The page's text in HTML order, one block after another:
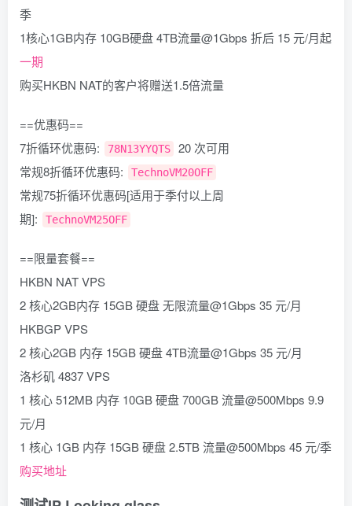
季
1核心1GB内存 10GB硬盘 4TB流量@1Gbps 折后 15 元/月起
一期
购买HKBN NAT的客户将赠送1.5倍流量
==优惠码==
7折循环优惠码:
78N13YYQTS
20 次可用
常规8折循环优惠码:
TechnoVM20OFF
常规75折循环优惠码[适用于季付以上周
期]:
TechnoVM25OFF
==限量套餐==
HKBN NAT VPS
2 核心2GB内存 15GB 硬盘 无限流量@1Gbps 35 元/月
HKBGP VPS
2 核心2GB 内存 15GB 硬盘 4TB流量@1Gbps 35 元/月
洛杉矶 4837 VPS
1 核心 512MB 内存 10GB 硬盘 700GB 流量@500Mbps 9.9
元/月
1 核心 1GB 内存 15GB 硬盘 2.5TB 流量@500Mbps 45 元/季
购买地址